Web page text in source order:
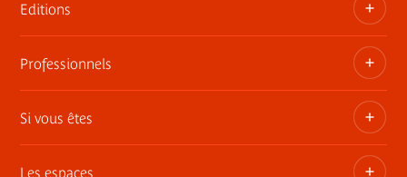
Dossiers, communiqués, bandes annonces
Contact presse
Editions
Les publications du musée
Professionnels
Privatisez les espaces
Si vous êtes
Les espaces